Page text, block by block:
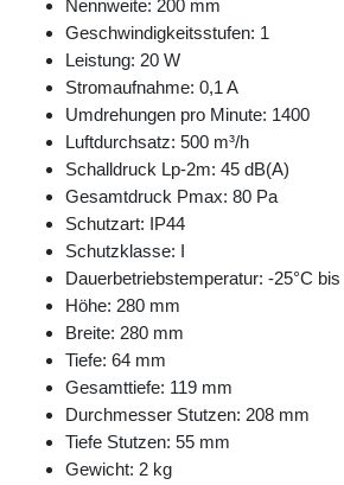
Nennweite: 200 mm
Geschwindigkeitsstufen: 1
Leistung: 20 W
Stromaufnahme: 0,1 A
Umdrehungen pro Minute: 1400
Luftdurchsatz: 500 m³/h
Schalldruck Lp-2m: 45 dB(A)
Gesamtdruck Pmax: 80 Pa
Schutzart: IP44
Schutzklasse: I
Dauerbetriebstemperatur: -25°C bis
Höhe: 280 mm
Breite: 280 mm
Tiefe: 64 mm
Gesamttiefe: 119 mm
Durchmesser Stutzen: 208 mm
Tiefe Stutzen: 55 mm
Gewicht: 2 kg